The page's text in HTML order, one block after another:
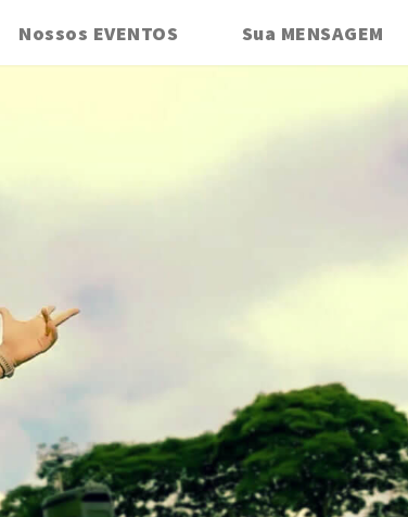
Nossos EVENTOS Sua MENSAGEM